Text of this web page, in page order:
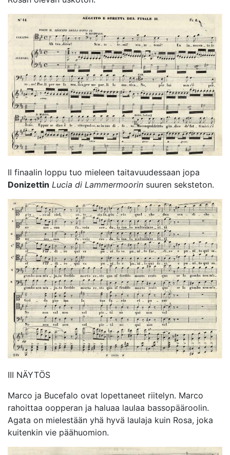
II finaalin loppu tuo mieleen taitavuudessaan jopa
Donizettin Lucia di Lammermoorin suuren seksteton.
III NÄYTÖS
Marco ja Bucefalo ovat lopettaneet riitelyn. Marco
rahoittaa oopperan ja haluaa laulaa bassopääroolin.
Agata on mielestään yhä hyvä laulaja kuin Rosa, joka
kuitenkin vie päähuomion.